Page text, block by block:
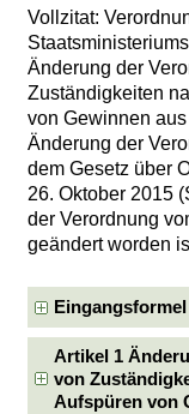
Vollzitat:
Änderung der
Zuständigkeiten
von Gewinnen
Änderung der
dem Gesetz über
26. Oktober 2015
der Verordnung
geändert worden
Eingangsformel
Artikel 1
von
Aufspüren von